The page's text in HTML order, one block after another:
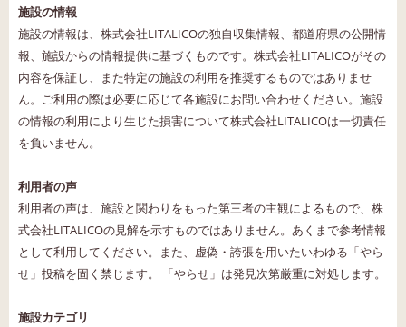
施設の情報
施設の情報は、株式会社LITALICOの独自収集情報、都道府県の公開情
報、施設からの情報提供に基づくものです。株式会社LITALICOがその
内容を保証し、また特定の施設の利用を推奨するものではありませ
ん。ご利用の際は必要に応じて各施設にお問い合わせください。施設
の情報の利用により生じた損害について株式会社LITALICOは一切責任
を負いません。
利用者の声
利用者の声は、施設と関わりをもった第三者の主観によるもので、株
式会社LITALICOの見解を示すものではありません。あくまで参考情報
として利用してください。また、虚偽・誇張を用いたいわゆる「やら
せ」投稿を固く禁じます。 「やらせ」は発見次第厳重に対処します。
施設カテゴリ